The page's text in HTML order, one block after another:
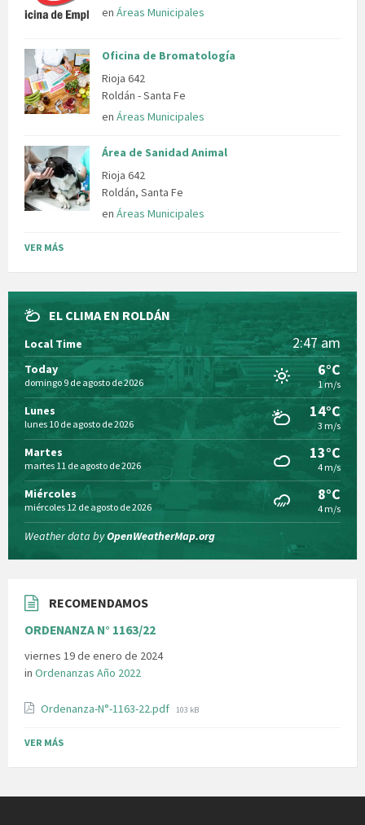
en Áreas Municipales
Oficina de Bromatología
Rioja 642
Roldán - Santa Fe
en Áreas Municipales
Área de Sanidad Animal
Rioja 642
Roldán, Santa Fe
en Áreas Municipales
VER MÁS
EL CLIMA EN ROLDÁN
Local Time 2:47 am
Today
domingo 9 de agosto de 2026
6°C
1 m/s
Lunes
lunes 10 de agosto de 2026
14°C
3 m/s
Martes
martes 11 de agosto de 2026
13°C
4 m/s
Miércoles
miércoles 12 de agosto de 2026
8°C
4 m/s
Weather data byOpenWeatherMap.org
RECOMENDAMOS
ORDENANZA N° 1163/22
viernes 19 de enero de 2024
in Ordenanzas Año 2022
Ordenanza-N°-1163-22.pdf File
103 kB
VER MÁS